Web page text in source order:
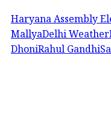
Haryana Assembly
MallyaDelhi Weather
DhoniRahul Gandhi